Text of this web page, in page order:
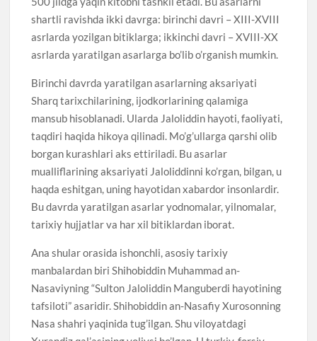
shartli ravishda ikki davrga: birinchi davri – XIII-XVIII
asrlarda yozilgan bitiklarga; ikkinchi davri – XVIII-XX
asrlarda yaratilgan asarlarga bo’lib o’rganish mumkin.
Birinchi davrda yaratilgan asarlarning aksariyati
Sharq tarixchilarining, ijodkorlarining qalamiga
mansub hisoblanadi. Ularda Jaloliddin hayoti, faoliyati,
taqdiri haqida hikoya qilinadi. Mo’g’ullarga qarshi olib
borgan kurashlari aks ettiriladi. Bu asarlar
mualliflarining aksariyati Jaloliddinni ko’rgan, bilgan, u
haqda eshitgan, uning hayotidan xabardor insonlardir.
Bu davrda yaratilgan asarlar yodnomalar, yilnomalar,
tarixiy hujjatlar va har xil bitiklardan iborat.
Ana shular orasida ishonchli, asosiy tarixiy
manbalardan biri Shihobiddin Muhammad an-
Nasaviyning “Sulton Jaloliddin Manguberdi hayotining
tafsiloti” asaridir. Shihobiddin an-Nasafiy Xurosonning
Nasa shahri yaqinida tug’ilgan. Shu viloyatdagi